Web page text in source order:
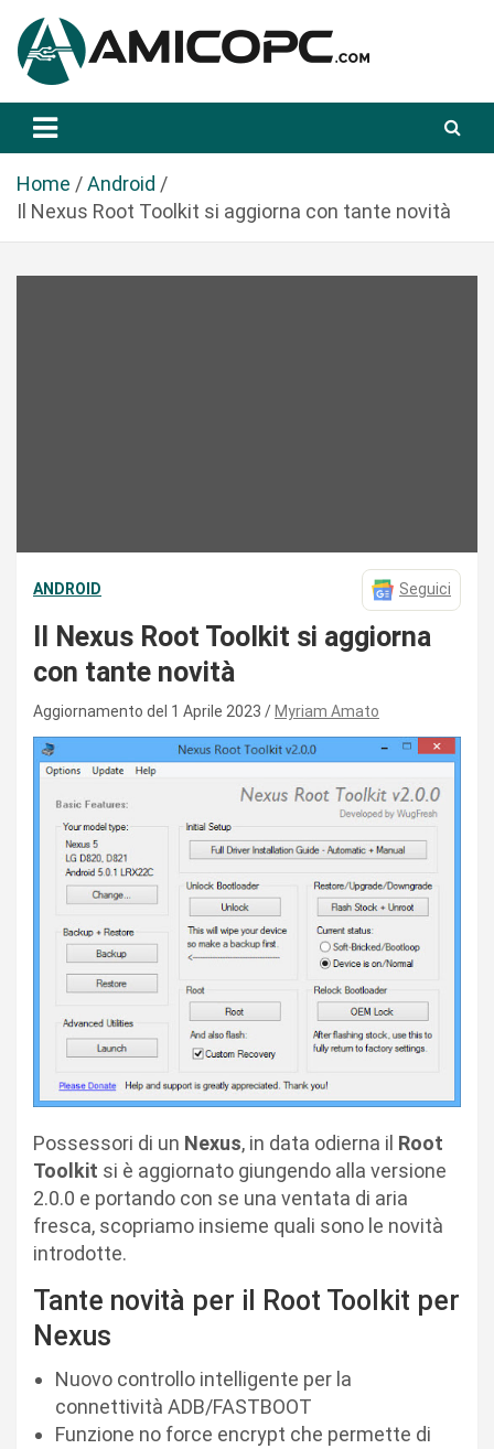
a
Amicopc.com
Home
Android
Il Nexus Root Toolkit si aggiorna con tante novità
ANDROID Seguici
Il Nexus Root Toolkit si aggiorna
con tante novità
Aggiornamento del 1 Aprile 2023 Myriam Amato
Possessori di un Nexus, in data odierna il Root
Toolkit si è aggiornato giungendo alla versione
2.0.0 e portando con se una ventata di aria
fresca, scopriamo insieme quali sono le novità
introdotte.
Tante novità per il Root Toolkit per
Nexus
Nuovo controllo intelligente per la
connettività ADB/FASTBOOT
Funzione no force encrypt che permette di